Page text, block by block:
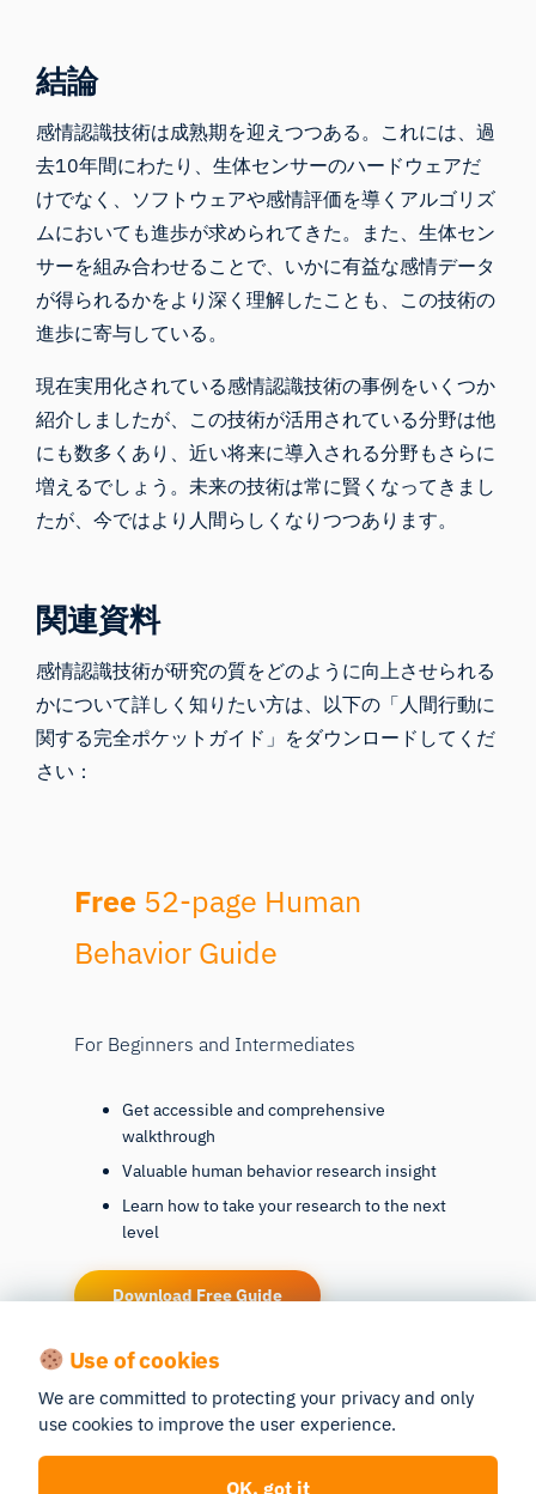
結論
感情認識技術は成熟期を迎えつつある。これには、過
去10年間にわたり、生体センサーのハードウェアだ
けでなく、ソフトウェアや感情評価を導くアルゴリズ
ムにおいても進歩が求められてきた。また、生体セン
サーを組み合わせることで、いかに有益な感情データ
が得られるかをより深く理解したことも、この技術の
進歩に寄与している。
現在実用化されている感情認識技術の事例をいくつか
紹介しましたが、この技術が活用されている分野は他
にも数多くあり、近い将来に導入される分野もさらに
増えるでしょう。未来の技術は常に賢くなってきまし
たが、今ではより人間らしくなりつつあります。
関連資料
感情認識技術が研究の質をどのように向上させられる
かについて詳しく知りたい方は、以下の「人間行動に
関する完全ポケットガイド」をダウンロードしてくだ
さい：
Free 52-page Human
Behavior Guide
For Beginners and Intermediates
Get accessible and comprehensive
walkthrough
Valuable human behavior research insight
Learn how to take your research to the next
level
Download Free Guide
Ready to elevate your
Use of cookies
We are committed to protecting your privacy and only
use cookies to improve the user experience.
OK, got it